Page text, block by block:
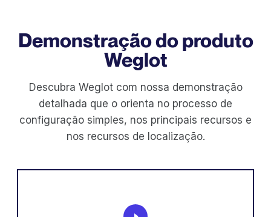
Demonstração do produto
Weglot
Descubra Weglot com nossa demonstração
detalhada que o orienta no processo de
configuração simples, nos principais recursos e
nos recursos de localização.